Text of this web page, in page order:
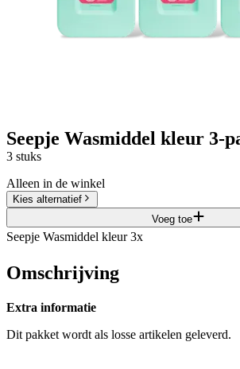
Seepje Wasmiddel kleur 3-
3 stuks
Alleen in de winkel
Kies alternatief
Voeg toe
Seepje Wasmiddel kleur 3x
Omschrijving
Extra informatie
Dit pakket wordt als losse artikelen geleverd.